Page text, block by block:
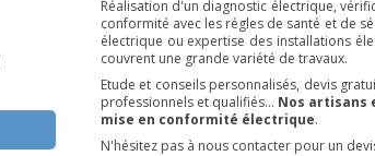
Réalisation d'un diagnostic électrique,
conformité avec les régles de santé et de
électrique ou expertise des installations
couvrent une grande variété de travaux.
Etude et conseils personnalisés, devis
professionnels et qualifiés... Nos artisans
mise en conformité électrique.
N'hésitez pas à nous contacter pour un